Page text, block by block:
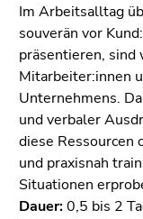
Im Arbeitsalltag
souverän vor
präsentieren, sind
Mitarbeiter:innen
Unternehmens.
und verbaler
diese Ressourcen
und praxisnah
Situationen
Dauer:0,5 bis 2